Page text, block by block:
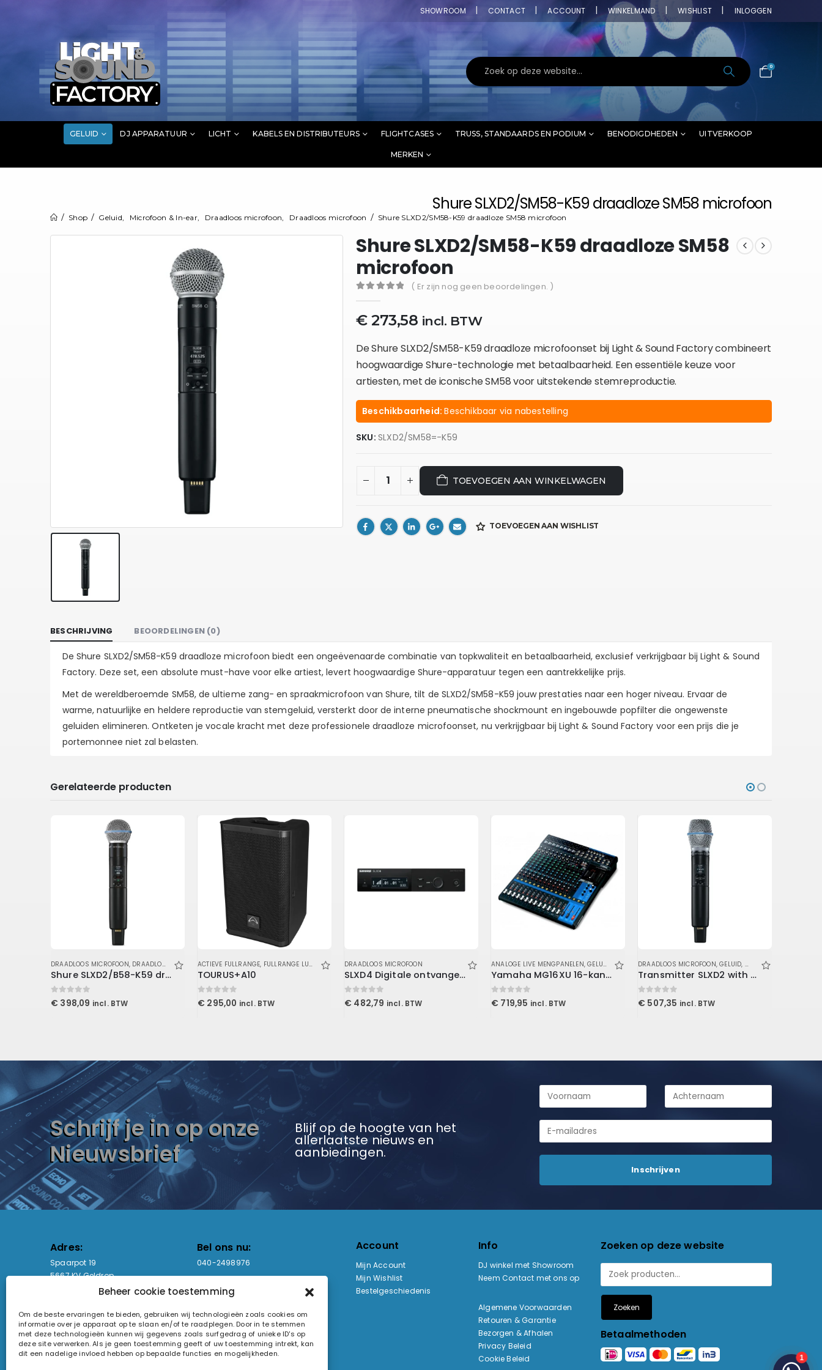
Beheer cookie toestemming
Om de beste ervaringen te bieden, gebruiken wij technologieën zoals cookies om
informatie over je apparaat op te slaan en/of te raadplegen. Door in te stemmen
met deze technologieën kunnen wij gegevens zoals surfgedrag of unieke ID's op
deze site verwerken. Als je geen toestemming geeft of uw toestemming intrekt, kan
dit een nadelige invloed hebben op bepaalde functies en mogelijkheden.
SHOWROOM CONTACT ACCOUNT WINKELMAND WISHLIST INLOGGEN
0
GELUID DJ APPARATUUR LICHT KABELS EN DISTRIBUTEURS FLIGHTCASES TRUSS, STANDAARDS EN PODIUM BENODIGDHEDEN UITVERKOOP
MERKEN
Shure SLXD2/SM58-K59 draadloze SM58 microfoon
Shop Geluid Microfoon & In-ear Draadloos microfoon Draadloos microfoon Shure SLXD2/SM58-K59 draadloze SM58 microfoon
Shure SLXD2/SM58-K59 draadloze SM58
microfoon
( Er zijn nog geen beoordelingen. )
€273,58 incl. BTW
De Shure SLXD2/SM58-K59 draadloze microfoonset bij Light & Sound Factory combineert
hoogwaardige Shure-technologie met betaalbaarheid. Een essentiële keuze voor
artiesten, met de iconische SM58 voor uitstekende stemreproductie.
Beschikbaarheid:Beschikbaar via nabestelling
SKU: SLXD2/SM58=-K59
TOEVOEGEN AAN WINKELWAGEN
TOEVOEGEN AAN WISHLIST
BESCHRIJVING BEOORDELINGEN (0)
De Shure SLXD2/SM58-K59 draadloze microfoon biedt een ongeëvenaarde combinatie van topkwaliteit en betaalbaarheid, exclusief verkrijgbaar bij Light & Sound
Factory. Deze set, een absolute must-have voor elke artiest, levert hoogwaardige Shure-apparatuur tegen een aantrekkelijke prijs.
Met de wereldberoemde SM58, de ultieme zang- en spraakmicrofoon van Shure, tilt de SLXD2/SM58-K59 jouw prestaties naar een hoger niveau. Ervaar de
warme, natuurlijke en heldere reproductie van stemgeluid, versterkt door de interne pneumatische shockmount en ingebouwde popfilter die ongewenste
geluiden elimineren. Ontketen je vocale kracht met deze professionele draadloze microfoonset, nu verkrijgbaar bij Light & Sound Factory voor een prijs die je
portemonnee niet zal belasten.
Gerelateerde producten
DRAADLOOS MICROFOON, DRAADLOOS MICROFOON ,GELUID,MICROFOON & IN-EAR
Shure SLXD2/B58-K59 draadloze Beta58 microfoon
0out of 5
€ 398,09 incl. BTW
ACTIEVE FULLRANGE, FULLRANGE LUIDSPREKERS ,GELUID,LUIDSPREKERS
TOURUS+A10
0out of 5
€ 295,00 incl. BTW
DRAADLOOS MICROFOON
SLXD4 Digitale ontvanger K59 Band
0out of 5
€ 482,79 incl. BTW
ANALOGE LIVE MENGPANELEN,GELUID GELUIDSMIXER
Yamaha MG16XU 16-kanaals mengtafel
0out of 5
€ 719,95 incl. BTW
DRAADLOOS MICROFOON,GELUID, MICROFOON & IN-EAR
Transmitter SLXD2 with B87A
0out of 5
€ 507,35 incl. BTW
Schrijf je in op onze
Nieuwsbrief
Blijf op de hoogte van het
allerlaatste nieuws en
aanbiedingen.
Adres:
Spaarpot 19
5667 KV Geldrop
Bel ons nu:
040-2498976
sales@lightandsound.store
Openingstijden:
Ma - Vr: 09:00-17:00
Za: Enkel op afspraak
KvK-nummer: 60857196
Btw-nummer: NL854090368B01
Account
Mijn Account
Mijn Wishlist
Bestelgeschiedenis
Info
DJ winkel met Showroom
Neem Contact met ons op
Algemene Voorwaarden
Retouren & Garantie
Bezorgen & Afhalen
Privacy Beleid
Cookie Beleid
Zoeken op deze website
Zoeken
Betaalmethoden